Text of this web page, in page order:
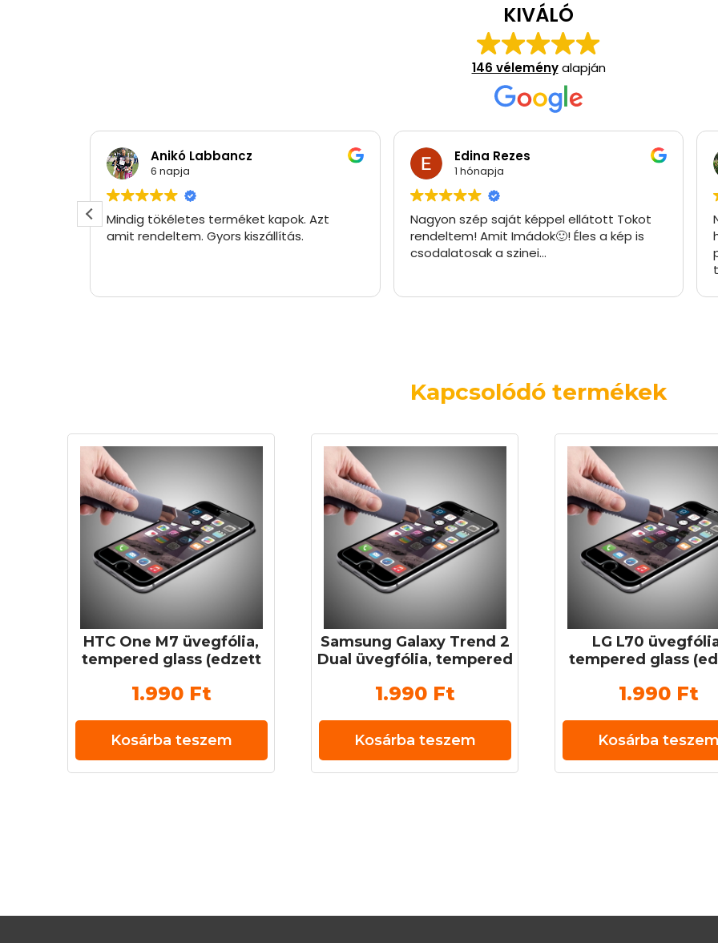
KIVÁLÓ
146 véleményalapján
Anikó Labbancz
6 napja
Mindig tökéletes terméket kapok. Azt
amit rendeltem. Gyors kiszállítás.
Edina Rezes
1 hónapja
Nagyon szép saját képpel ellátott Tokot
rendeltem! Amit Imádok🙂! Éles a kép is
csodalatosak a szinei…
Kapcsolódó termékek
HTC One M7 üvegfólia,
tempered glass (edzett
1.990 Ft
Kosárba teszem
Samsung Galaxy Trend 2
Dual üvegfólia, tempered
mm 9H
1.990 Ft
Kosárba teszem
LG L70
tempered glass
1.990 Ft
Kosárba teszem